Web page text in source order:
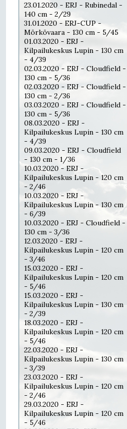
23.01.2020 - ERJ - Rubinedal -
140 cm - 2/29
31.01.2020 - ERJ-CUP -
Mörkövaara - 130 cm - 5/45
01.03.2020 - ERJ -
Kilpailukeskus Lupin - 130 cm
- 4/39
02.03.2020 - ERJ - Cloudfield -
130 cm - 5/36
02.03.2020 - ERJ - Cloudfield -
130 cm - 2/36
03.03.2020 - ERJ - Cloudfield -
130 cm - 5/36
08.03.2020 - ERJ -
Kilpailukeskus Lupin - 130 cm
- 4/39
09.03.2020 - ERJ - Cloudfield
- 130 cm - 1/36
10.03.2020 - ERJ -
Kilpailukeskus Lupin - 120 cm
- 2/46
10.03.2020 - ERJ -
Kilpailukeskus Lupin - 130 cm
- 6/39
10.03.2020 - ERJ - Cloudfield -
130 cm - 3/36
12.03.2020 - ERJ -
Kilpailukeskus Lupin - 120 cm
- 3/46
15.03.2020 - ERJ -
Kilpailukeskus Lupin - 120 cm
- 5/46
15.03.2020 - ERJ -
Kilpailukeskus Lupin - 130 cm
- 2/39
18.03.2020 - ERJ -
Kilpailukeskus Lupin - 120 cm
- 5/46
22.03.2020 - ERJ -
Kilpailukeskus Lupin - 130 cm
- 3/39
23.03.2020 - ERJ -
Kilpailukeskus Lupin - 120 cm
- 2/46
29.03.2020 - ERJ -
Kilpailukeskus Lupin - 120 cm
- 5/46